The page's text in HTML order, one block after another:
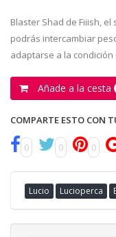
Blaster Shad de Fiiish,
podrás intercambiar
adaptarse a la
Añade a la cesta
COMPARTE ESTO CON
0 0 0
Lucio Lucioperca